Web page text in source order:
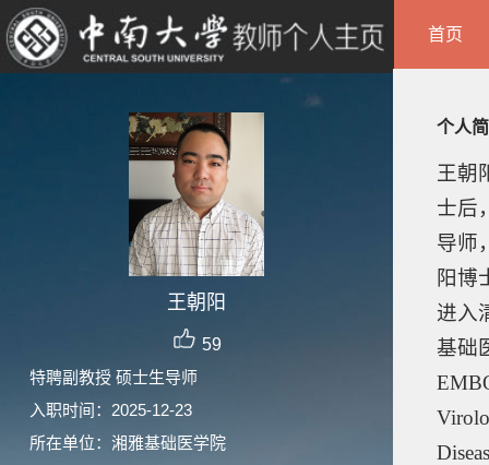
王朝阳
59
特聘副教授 硕士生导师
入职时间：2025-12-23
所在单位：湘雅基础医学院
首页
个人
王朝
士后
导师
阳博
进入
基础